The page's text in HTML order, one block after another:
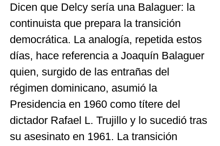
Dicen que Delcy sería una Balaguer: la
continuista que prepara la transición
democrática. La analogía, repetida estos
días, hace referencia a Joaquín Balaguer
quien, surgido de las entrañas del
régimen dominicano, asumió la
Presidencia en 1960 como títere del
dictador Rafael L. Trujillo y lo sucedió tras
su asesinato en 1961. La transición